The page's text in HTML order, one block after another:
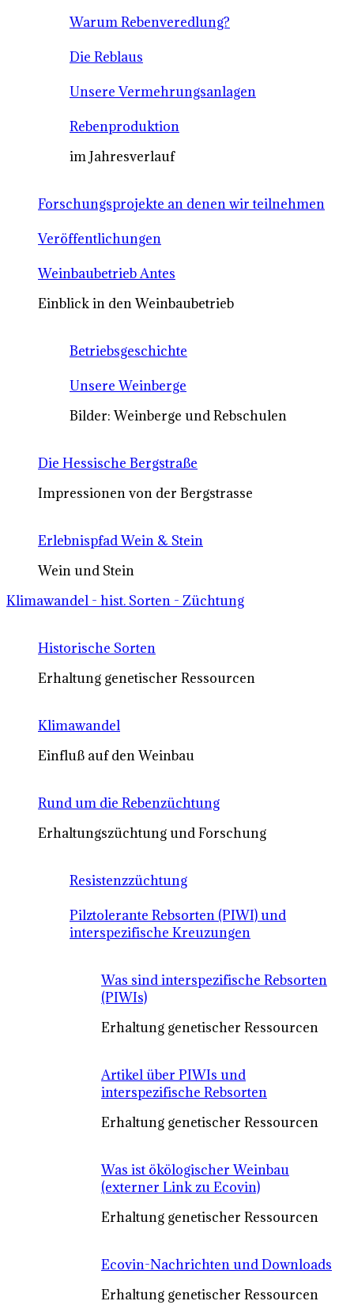
Warum Rebenveredlung?
Die Reblaus
Unsere Vermehrungsanlagen
Rebenproduktion
im Jahresverlauf
Forschungsprojekte an denen wir teilnehmen
Veröffentlichungen
Weinbaubetrieb Antes
Einblick in den Weinbaubetrieb
Betriebsgeschichte
Unsere Weinberge
Bilder: Weinberge und Rebschulen
Die Hessische Bergstraße
Impressionen von der Bergstrasse
Erlebnispfad Wein & Stein
Wein und Stein
Klimawandel - hist. Sorten - Züchtung
Historische Sorten
Erhaltung genetischer Ressourcen
Klimawandel
Einfluß auf den Weinbau
Rund um die Rebenzüchtung
Erhaltungszüchtung und Forschung
Resistenzzüchtung
Pilztolerante Rebsorten (PIWI) und
interspezifische Kreuzungen
Was sind interspezifische Rebsorten
(PIWIs)
Erhaltung genetischer Ressourcen
Artikel über PIWIs und
interspezifische Rebsorten
Erhaltung genetischer Ressourcen
Was ist ökölogischer Weinbau
(externer Link zu Ecovin)
Erhaltung genetischer Ressourcen
Ecovin-Nachrichten und Downloads
Erhaltung genetischer Ressourcen